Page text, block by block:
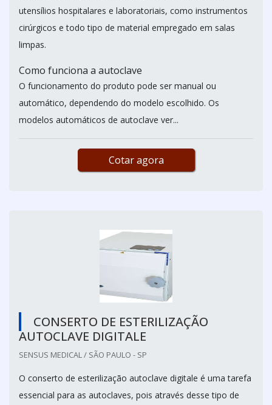
utensílios hospitalares e laboratoriais, como instrumentos
cirúrgicos e todo tipo de material empregado em salas
limpas.
Como funciona a autoclave
O funcionamento do produto pode ser manual ou
automático, dependendo do modelo escolhido. Os
modelos automáticos de autoclave ver...
Cotar agora
CONSERTO DE ESTERILIZAÇÃO
AUTOCLAVE DIGITALE
SENSUS MEDICAL / SÃO PAULO - SP
O conserto de esterilização autoclave digitale é uma tarefa
essencial para as autoclaves, pois através desse tipo de